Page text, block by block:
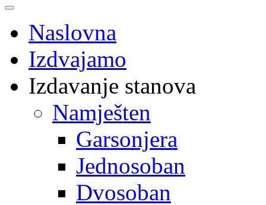
Naslovna
Izdvajamo
Izdavanje stanova
Namješten
Garsonjera
Jednosoban
Dvosoban